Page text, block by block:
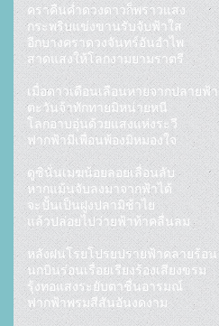
คราคืนค่ำดวงดาวก็พราวแสง
กระพริบแข่งขานรับจับฟ้าใส
อีกบางคราดวงจันทร์อันอำไพ
สาดแสงให้โลกงามยามราตรี
เมื่อดาวเดือนเลือนหายจากปลายฟ้า
ตะวันจ้าทักทายมิหน่ายหนี
โลกอาบอุ่นด้วยแสงแห่งระวี
ฟากฟ้ามีเพื่อนพ้องมิหมองใจ
ดูซินั่นเมฆน้อยลอยเลื่อนลับ
หากแม้นจับลงมาจากฟ้าได้
จะปั้นเป็นฝูงปลามิช้าไย
แล้วปล่อยไปว่ายฟ้าท้าคลื่นลม
หลังฝนโรยโปรยปรายฟ้าคลายร้อน
นกบินร่อนเรื่อยเรียงร้องเสียงขรม
รุ้งทอแสงระยับตาชื่นอารมณ์
ฟากฟ้าพรมสีสันอันงดงาม